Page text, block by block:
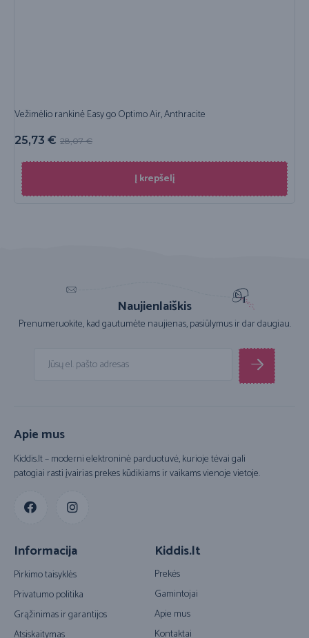
Vežimėlio rankinė Easy go Optimo Air, Anthracite
28,07€
25,73 €
Į krepšelį
Naujienlaiškis
Prenumeruokite, kad gautumėte naujienas, pasiūlymus ir dar daugiau.
Apie mus
Kiddis.lt – moderni elektroninė parduotuvė, kurioje tėvai gali
patogiai rasti įvairias prekes kūdikiams ir vaikams vienoje vietoje.
Informacija
Pirkimo taisyklės
Privatumo politika
Grąžinimas ir garantijos
Atsiskaitymas
Kiddis.lt
Prekės
Gamintojai
Apie mus
Kontaktai